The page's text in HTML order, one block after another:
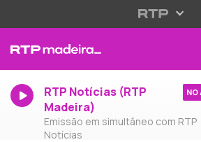
RTP Notícias (RTP
Madeira)
Emissão em simultâneo com RTP
Notícias
NO